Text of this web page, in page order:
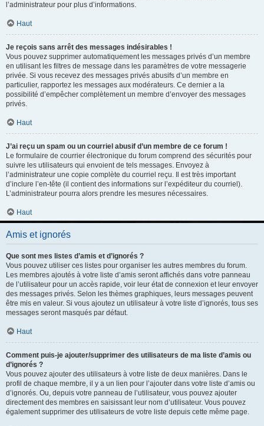
l’administrateur pour plus d’informations.
Haut
Je reçois sans arrêt des messages indésirables !
Vous pouvez supprimer automatiquement les messages privés d’un membre
en utilisant les filtres de message dans les paramètres de votre messagerie
privée. Si vous recevez des messages privés abusifs d’un membre en
particulier, rapportez les messages aux modérateurs. Ce dernier a la
possibilité d’empêcher complètement un membre d’envoyer des messages
privés.
Haut
J’ai reçu un spam ou un courriel abusif d’un membre de ce forum !
Le formulaire de courrier électronique du forum comprend des sécurités pour
suivre les utilisateurs qui envoient de tels messages. Envoyez à
l’administrateur une copie complète du courriel reçu. Il est très important
d’inclure l’en-tête (il contient des informations sur l’expéditeur du courriel).
L’administrateur pourra alors prendre les mesures nécessaires.
Haut
Amis et ignorés
Que sont mes listes d’amis et d’ignorés ?
Vous pouvez utiliser ces listes pour organiser les autres membres du forum.
Les membres ajoutés à votre liste d’amis seront affichés dans votre panneau
de l’utilisateur pour un accès rapide, voir leur état de connexion et leur envoyer
des messages privés. Selon les thèmes graphiques, leurs messages peuvent
être mis en valeur. Si vous ajoutez un utilisateur à votre liste d’ignorés, tous ses
messages seront masqués par défaut.
Haut
Comment puis-je ajouter/supprimer des utilisateurs de ma liste d’amis ou
d’ignorés ?
Vous pouvez ajouter des utilisateurs à votre liste de deux manières. Dans le
profil de chaque membre, il y a un lien pour l’ajouter dans votre liste d’amis ou
d’ignorés. Ou, depuis votre panneau de l’utilisateur, vous pouvez ajouter
directement des membres en saisissant leur nom d’utilisateur. Vous pouvez
également supprimer des utilisateurs de votre liste depuis cette même page.